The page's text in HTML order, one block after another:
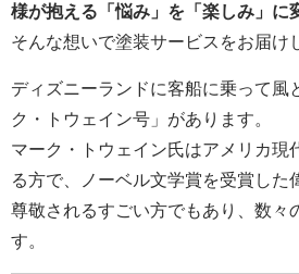
様が抱える「悩み」を「楽しみ」に
そんな想いで塗装サービスをお届け
ディズニーランドに客船に乗って風
ク・トウェイン号」があります。
マーク・トウェイン氏はアメリカ現
る方で、ノーベル文学賞を受賞した
尊敬されるすごい方でもあり、数々
す。